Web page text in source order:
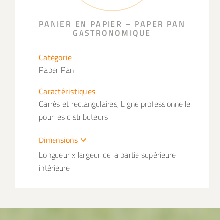
PANIER EN PAPIER – PAPER PAN
GASTRONOMIQUE
Catégorie
Paper Pan
Caractéristiques
Carrés et rectangulaires, Ligne professionnelle
pour les distributeurs
Dimensions
Longueur x largeur de la partie supérieure
intérieure